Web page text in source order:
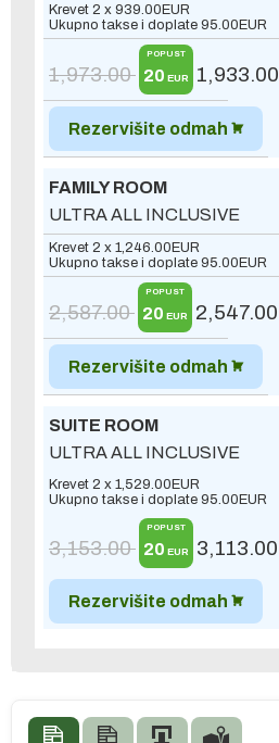
Krevet 2 x 939.00EUR
Ukupno takse i doplate 95.00EUR
1,973.00
POPUST
20 EUR 1,933.00
Rezervišite odmah
FAMILY ROOM
ULTRA ALL INCLUSIVE
Krevet 2 x 1,246.00EUR
Ukupno takse i doplate 95.00EUR
2,587.00
POPUST
20 EUR 2,547.00
Rezervišite odmah
SUITE ROOM
ULTRA ALL INCLUSIVE
Krevet 2 x 1,529.00EUR
Ukupno takse i doplate 95.00EUR
3,153.00
POPUST
20 EUR 3,113.00
Rezervišite odmah